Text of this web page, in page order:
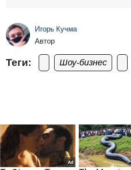
Игорь Кучма
Автор
Теги: Шоу-бизнес